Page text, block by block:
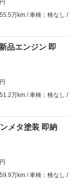
万km
車検：検なし
品エンジン 即
万km
車検：検なし
メタ塗装 即納
万km
車検：検なし